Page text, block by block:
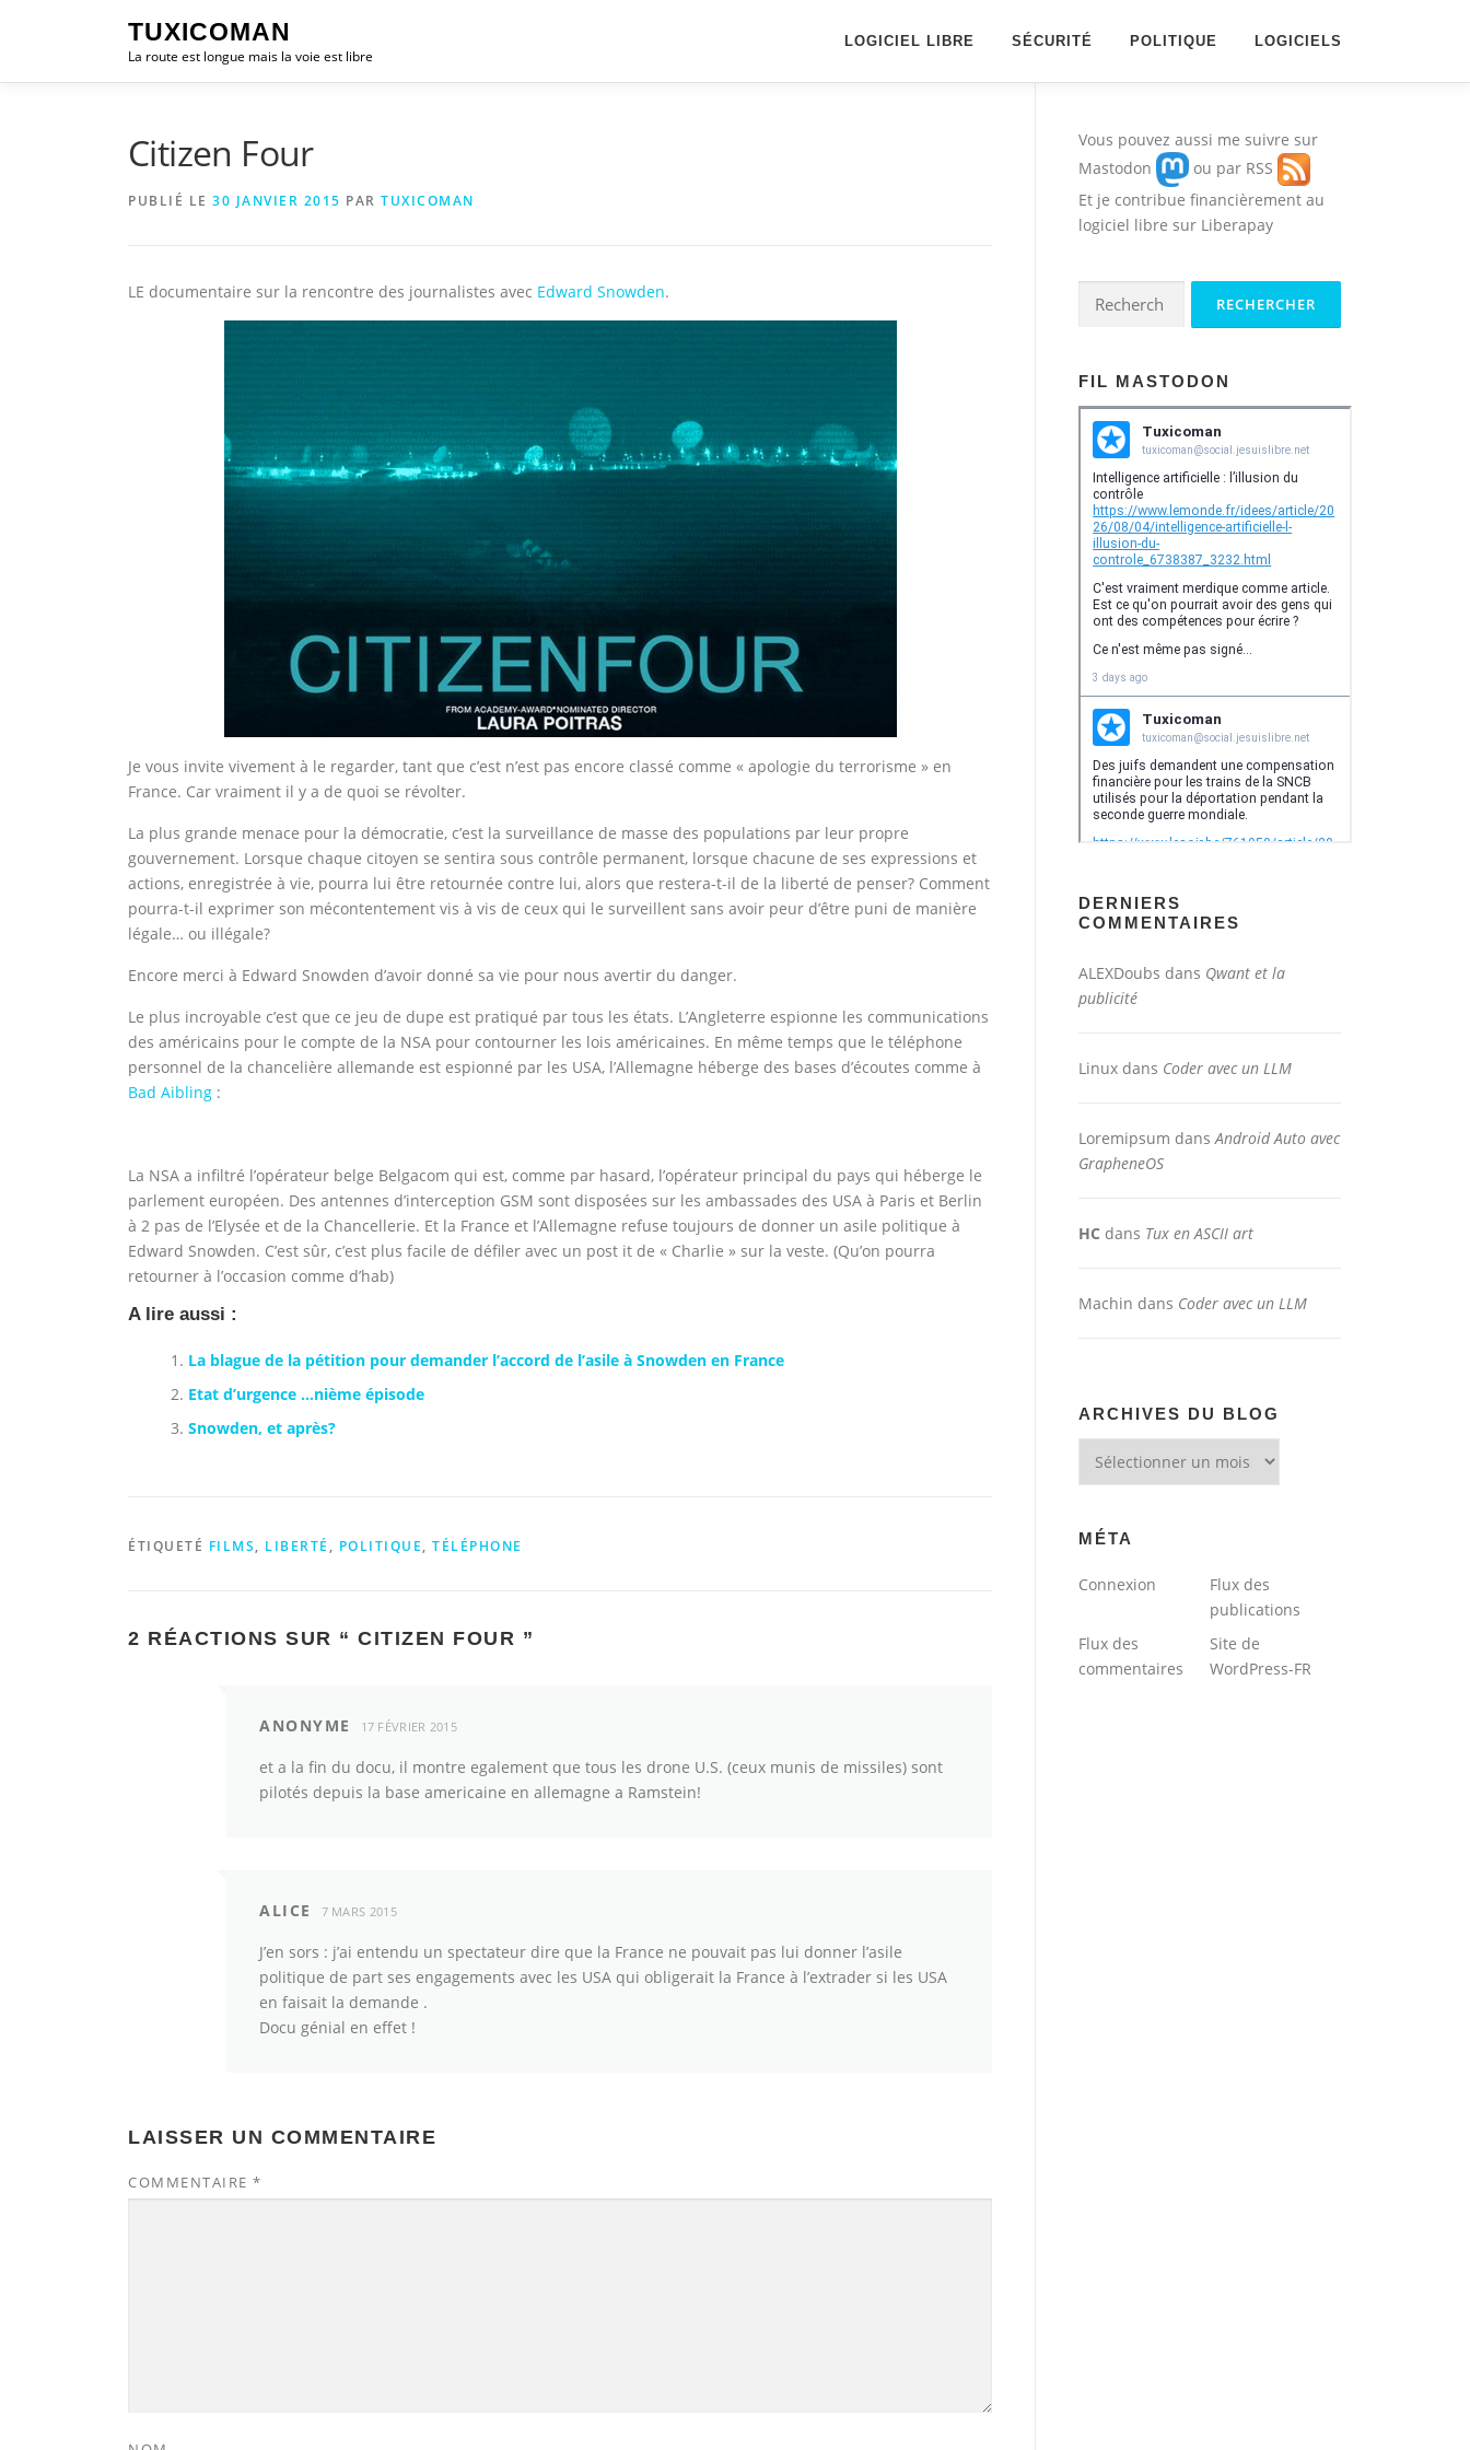
TUXICOMAN
La route est longue mais la voie est libre
LOGICIEL LIBRE SÉCURITÉ POLITIQUE LOGICIELS
Citizen Four
PUBLIÉ LE 30 JANVIER 2015 PAR TUXICOMAN
LE documentaire sur la rencontre des journalistes avec Edward Snowden.
Je vous invite vivement à le regarder, tant que c’est n’est pas encore classé comme « apologie du terrorisme » en
France. Car vraiment il y a de quoi se révolter.
La plus grande menace pour la démocratie, c’est la surveillance de masse des populations par leur propre
gouvernement. Lorsque chaque citoyen se sentira sous contrôle permanent, lorsque chacune de ses expressions et
actions, enregistrée à vie, pourra lui être retournée contre lui, alors que restera-t-il de la liberté de penser? Comment
pourra-t-il exprimer son mécontentement vis à vis de ceux qui le surveillent sans avoir peur d’être puni de manière
légale… ou illégale?
Encore merci à Edward Snowden d’avoir donné sa vie pour nous avertir du danger.
Le plus incroyable c’est que ce jeu de dupe est pratiqué par tous les états. L’Angleterre espionne les communications
des américains pour le compte de la NSA pour contourner les lois américaines. En même temps que le téléphone
personnel de la chancelière allemande est espionné par les USA, l’Allemagne héberge des bases d’écoutes comme à
Bad Aibling :
La NSA a infiltré l’opérateur belge Belgacom qui est, comme par hasard, l’opérateur principal du pays qui héberge le
parlement européen. Des antennes d’interception GSM sont disposées sur les ambassades des USA à Paris et Berlin
à 2 pas de l’Elysée et de la Chancellerie. Et la France et l’Allemagne refuse toujours de donner un asile politique à
Edward Snowden. C’est sûr, c’est plus facile de défiler avec un post it de « Charlie » sur la veste. (Qu’on pourra
retourner à l’occasion comme d’hab)
A lire aussi :
La blague de la pétition pour demander l’accord de l’asile à Snowden en France
Etat d’urgence …nième épisode
Snowden, et après?
ÉTIQUETÉ FILMS, LIBERTÉ , POLITIQUE, TÉLÉPHONE
2 RÉACTIONS SUR “ CITIZEN FOUR ”
ANONYME 17 FÉVRIER 2015
et a la fin du docu, il montre egalement que tous les drone U.S. (ceux munis de missiles) sont
pilotés depuis la base americaine en allemagne a Ramstein!
ALICE 7 MARS 2015
J’en sors : j’ai entendu un spectateur dire que la France ne pouvait pas lui donner l’asile
politique de part ses engagements avec les USA qui obligerait la France à l’extrader si les USA
en faisait la demande .
Docu génial en effet !
LAISSER UN COMMENTAIRE
COMMENTAIRE *
Vous pouvez aussi me suivre sur
Mastodon
ou par RSS
Et je contribue financièrement au
logiciel libre sur Liberapay
Rechercher :
FIL MASTODON
DERNIERS
COMMENTAIRES
ALEXDoubs dans Qwant et la
publicité
Linux dans Coder avec un LLM
Loremipsum dansAndroid Auto avec
GrapheneOS
HC dans Tux en ASCII art
Machin dans Coder avec un LLM
ARCHIVES DU BLOG
du
MÉTA
Connexion
Flux des
publications
Flux des
commentaires
Site de
WordPress-FR